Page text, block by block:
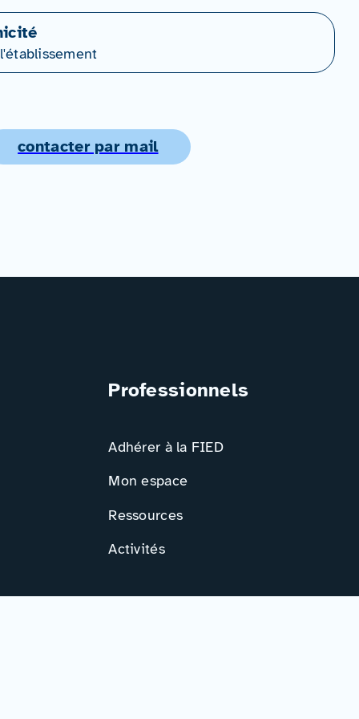
contacter par mail
Professionnels
Adhérer à la FIED
Mon espace
Ressources
Activités